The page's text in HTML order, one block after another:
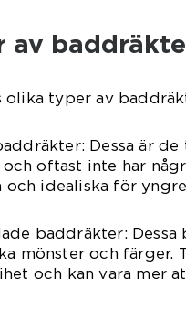
av
olika typer av
Dessa är
oftast inte har
och idealiska för
baddräkter:
mönster och färger.
och kan vara mer